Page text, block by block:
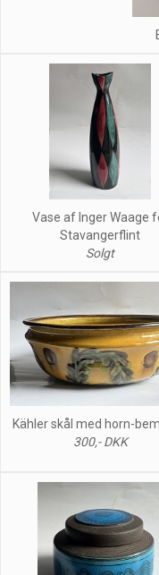
Vase af Inger Waage
Stavangerflint
Solgt
Kähler skål med horn-
300,- DKK